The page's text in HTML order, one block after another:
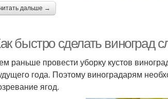
дальше →
быстро сделать виноград
раньше провести уборку кустов
года. Поэтому виноградарям
ягод.